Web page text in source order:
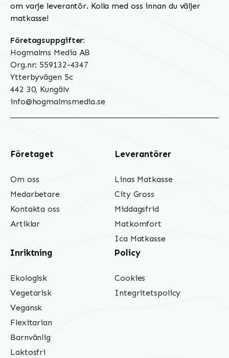
om varje leverantör. Kolla med oss innan du väljer
matkasse!
Företagsuppgifter:
Hogmalms Media AB
Org.nr: 559132-4347
Ytterbyvägen 5c
442 30, Kungälv
info@hogmalmsmedia.se
Företaget
Om oss
Medarbetare
Kontakta oss
Artiklar
Leverantörer
Linas Matkasse
City Gross
Middagsfrid
Matkomfort
Ica Matkasse
Inriktning
Ekologisk
Vegetarisk
Vegansk
Flexitarian
Barnvänlig
Laktosfri
Policy
Cookies
Integritetspolicy